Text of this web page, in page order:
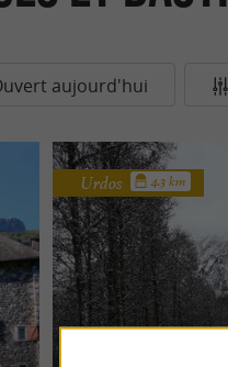
aujourd'hui
Urdos 4.3 km